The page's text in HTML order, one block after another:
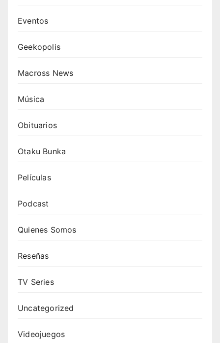
Eventos
Geekopolis
Macross News
Música
Obituarios
Otaku Bunka
Películas
Podcast
Quienes Somos
Reseñas
TV Series
Uncategorized
Videojuegos